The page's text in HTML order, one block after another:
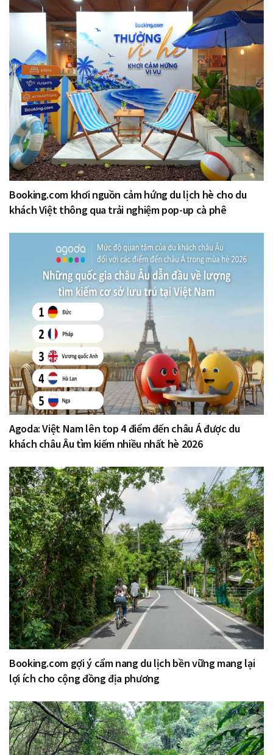
Booking.com khơi nguồn cảm hứng du lịch hè cho du
khách Việt thông qua trải nghiệm pop-up cà phê
Agoda: Việt Nam lên top 4 điểm đến châu Á được du
khách châu Âu tìm kiếm nhiều nhất hè 2026
Booking.com gợi ý cẩm nang du lịch bền vững mang lại
lợi ích cho cộng đồng địa phương